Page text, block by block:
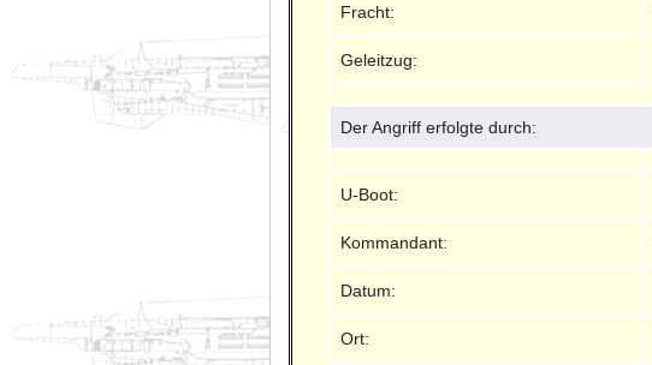
Fracht:
Geleitzug:
Der Angriff erfolgte durch:
U-Boot:
Kommandant:
Datum:
Ort: